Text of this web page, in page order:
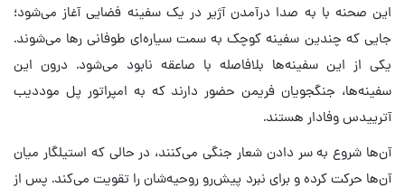
این صحنه با به صدا درآمدن آژیر در یک سفینه فضایی آغاز می‌شود؛
جایی که چندین سفینه کوچک به سمت سیاره‌ای طوفانی رها می‌شوند.
یکی از این سفینه‌ها بلافاصله با صاعقه نابود می‌شود. درون این
سفینه‌ها، جنگجویان فریمن حضور دارند که به امپراتور پل موددیب
آترییدس وفادار هستند.
آن‌ها شروع به سر دادن شعار جنگی می‌کنند، در حالی که استیلگار میان
آن‌ها حرکت کرده و برای نبرد پیش‌رو روحیه‌شان را تقویت می‌کند. پس از